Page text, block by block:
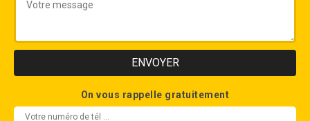
On vous rappelle gratuitement